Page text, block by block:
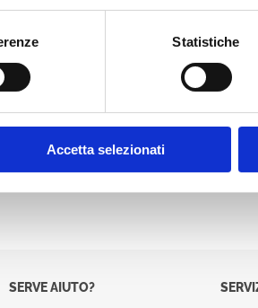
Statistiche
Accetta selezionati
SERVE AIUTO?